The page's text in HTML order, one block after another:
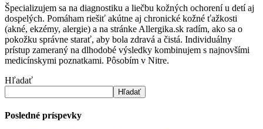
Špecializujem sa na diagnostiku a liečbu kožných ochorení u detí aj
dospelých. Pomáham riešiť akútne aj chronické kožné ťažkosti
(akné, ekzémy, alergie) a na stránke Allergika.sk radím, ako sa o
pokožku správne starať, aby bola zdravá a čistá. Individuálny
prístup zameraný na dlhodobé výsledky kombinujem s najnovšími
medicínskymi poznatkami. Pôsobím v Nitre.
Hľadať
Hľadať
Posledné príspevky